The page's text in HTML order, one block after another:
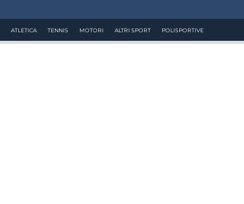
ATLETICA TENNIS MOTORI ALTRI SPORT POLISPORTIVE